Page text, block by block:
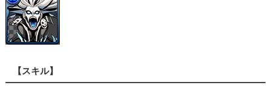
【スキル】